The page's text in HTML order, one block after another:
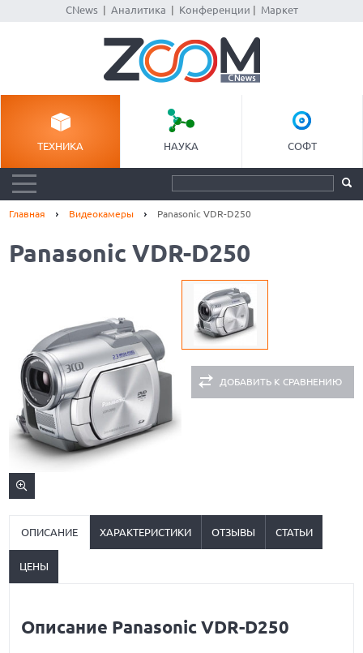
CNews| Аналитика Конференции Маркет
ТЕХНИКА НАУКА СОФТ
Главная Видеокамеры Panasonic VDR-D250
Panasonic VDR-D250
ДОБАВИТЬ К СРАВНЕНИЮ
ОПИСАНИЕ ХАРАКТЕРИСТИКИ ОТЗЫВЫ СТАТЬИ
ЦЕНЫ
Описание Panasonic VDR-D250